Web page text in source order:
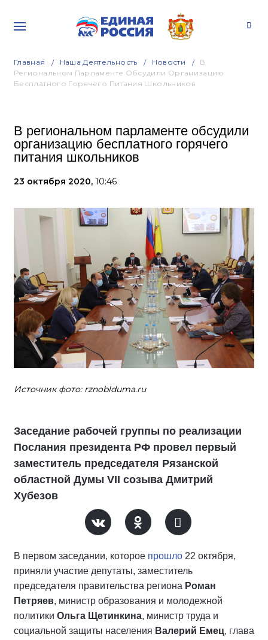
Главная Наша Деятельность Новости
В
Региональном Парламенте Обсудили Организацию
Бесплатного Горячего Питания Школьников
В региональном парламенте обсудили
организацию бесплатного горячего
питания школьников
23 октября 2020, 10:46
Источник фото: rznoblduma.ru
Заседание рабочей группы по реализации
Послания президента РФ провел первый
заместитель председателя Рязанской
областной Думы VII созыва Дмитрий
Хубезов
В первом заседании, которое прошло 22 октября,
приняли участие депутаты, заместитель
председателя правительства региона Роман
Петряев, министр образования и молодежной
политики Ольга Щетинкина, министр труда и
социальной защиты населения Валерий Емец, глава